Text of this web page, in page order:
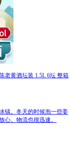
老黄酒坛装 1.5L 6坛 整箱
镇。冬天的时候泡一些姜
心。物流也很迅速。